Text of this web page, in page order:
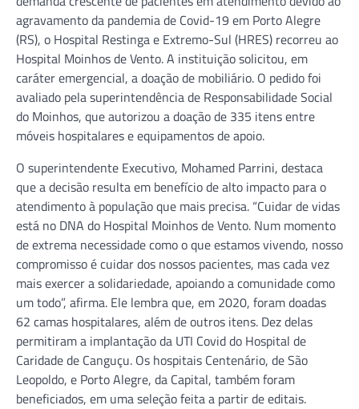
agravamento da pandemia de Covid-19 em Porto Alegre
(RS), o Hospital Restinga e Extremo-Sul (HRES) recorreu ao
Hospital Moinhos de Vento. A instituição solicitou, em
caráter emergencial, a doação de mobiliário. O pedido foi
avaliado pela superintendência de Responsabilidade Social
do Moinhos, que autorizou a doação de 335 itens entre
móveis hospitalares e equipamentos de apoio.
O superintendente Executivo, Mohamed Parrini, destaca
que a decisão resulta em benefício de alto impacto para o
atendimento à população que mais precisa. “Cuidar de vidas
está no DNA do Hospital Moinhos de Vento. Num momento
de extrema necessidade como o que estamos vivendo, nosso
compromisso é cuidar dos nossos pacientes, mas cada vez
mais exercer a solidariedade, apoiando a comunidade como
um todo”, afirma. Ele lembra que, em 2020, foram doadas
62 camas hospitalares, além de outros itens. Dez delas
permitiram a implantação da UTI Covid do Hospital de
Caridade de Canguçu. Os hospitais Centenário, de São
Leopoldo, e Porto Alegre, da Capital, também foram
beneficiados, em uma seleção feita a partir de editais.